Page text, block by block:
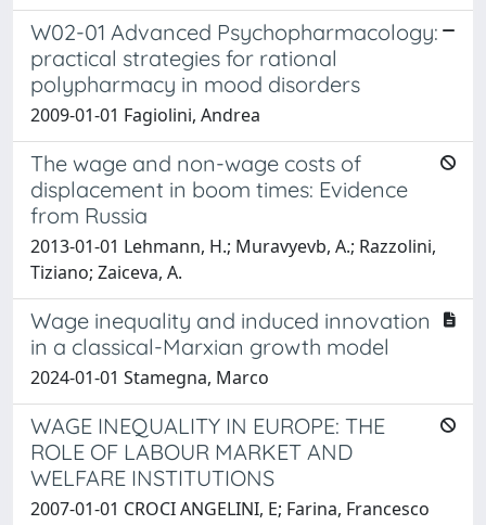
W02-01 Advanced Psychopharmacology:
practical strategies for rational
polypharmacy in mood disorders
2009-01-01 Fagiolini, Andrea
The wage and non-wage costs of
displacement in boom times: Evidence
from Russia
2013-01-01 Lehmann, H.; Muravyevb, A.; Razzolini,
Tiziano; Zaiceva, A.
Wage inequality and induced innovation
in a classical-Marxian growth model
2024-01-01 Stamegna, Marco
WAGE INEQUALITY IN EUROPE: THE
ROLE OF LABOUR MARKET AND
WELFARE INSTITUTIONS
2007-01-01 CROCI ANGELINI, E; Farina, Francesco